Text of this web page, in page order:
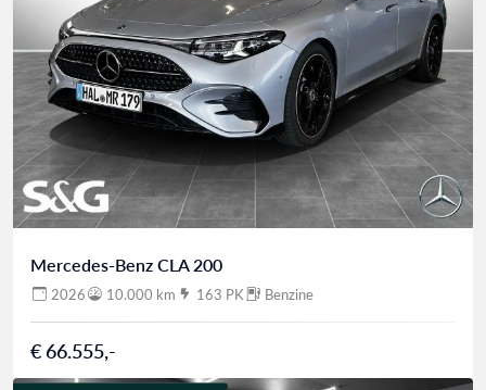
Mercedes-Benz CLA 200
2026 10.000 km 163 PK Benzine
€ 66.555,-